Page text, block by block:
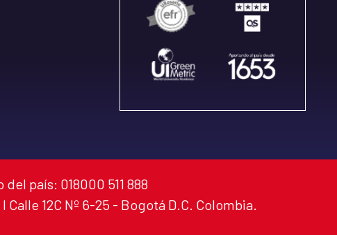
país: 018000 511 888
12C Nº 6-25 - Bogotá D.C. Colombia.